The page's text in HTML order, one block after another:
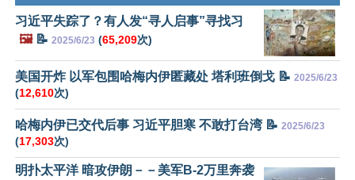
习近平失踪了？有人发“寻人启事”寻找习
🖼️📝 2025/6/23 (65,209次)
美国开炸 以军包围哈梅内伊匿藏处 塔利班倒戈 📝 2025/6/23
(12,610次)
哈梅内伊已交代后事 习近平胆寒 不敢打台湾 📝 2025/6/23
(17,303次)
明扑太平洋 暗攻伊朗－－美军B-2万里奔袭